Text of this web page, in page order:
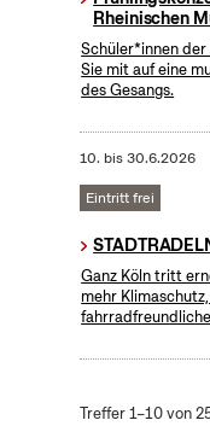
Rheinischen
Schüler*innen der
Sie mit auf eine
des Gesangs.
10. bis30.6.2026
Eintritt frei
Ganz Köln tritt
mehr
Treffer 1–10 von